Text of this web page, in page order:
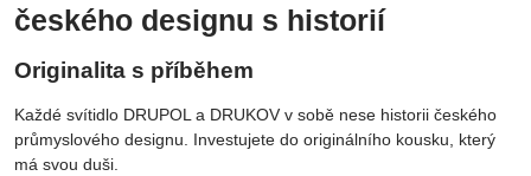
českého designu s historií
Originalita s příběhem
Každé svítidlo DRUPOL a DRUKOV v sobě nese historii českého
průmyslového designu. Investujete do originálního kousku, který
má svou duši.